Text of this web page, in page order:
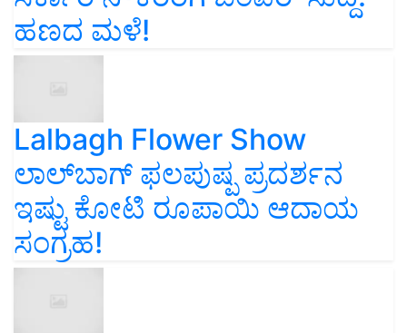
ಹಣದ ಮಳೆ!
Lalbagh Flower Show
ಲಾಲ್‌ಬಾಗ್ ಫಲಪುಷ್ಪ ಪ್ರದರ್ಶನ
ಇಷ್ಟು ಕೋಟಿ ರೂಪಾಯಿ ಆದಾಯ
ಸಂಗ್ರಹ!